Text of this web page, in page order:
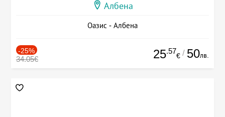
Албена
Оазис - Албена
-25%
34.05€ 25.57
€ / 50лв.